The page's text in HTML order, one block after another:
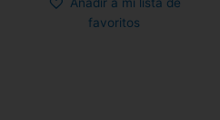
Añadir a mi lista de
favoritos